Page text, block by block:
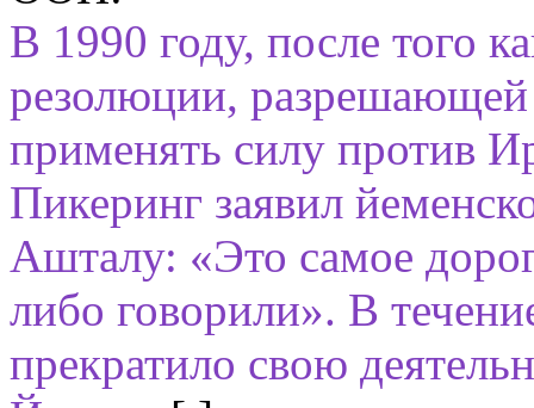
В 1990 году, после того
резолюции,
применять силу против
Пикеринг заявил
Ашталу: «Это самое
либо говорили». В
прекратило свою